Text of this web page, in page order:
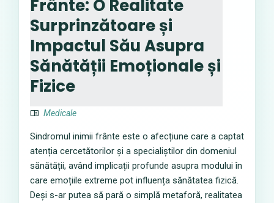
Frânte: O Realitate
Surprinzătoare și
Impactul Său Asupra
Sănătății Emoționale și
Fizice
Medicale
Sindromul inimii frânte este o afecțiune care a captat
atenția cercetătorilor și a specialiștilor din domeniul
sănătății, având implicații profunde asupra modului în
care emoțiile extreme pot influența sănătatea fizică.
Deși s-ar putea să pară o simplă metaforă, realitatea